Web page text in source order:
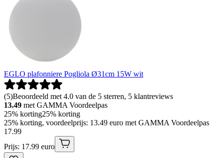
EGLO plafonniere Pogliola Ø31cm 15W wit
(5)Beoordeeld met 4.0 van de 5 sterren, 5 klantreviews
13.49 met GAMMA Voordeelpas
25% korting25% korting
25% korting, voordeelprijs: 13.49 euro met GAMMA Voordeelpas
17.99
Prijs: 17.99 euro